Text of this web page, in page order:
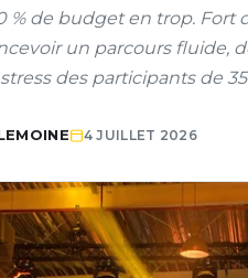
% de budget en trop. Fort
un parcours fluide,
des participants de 35
4 JUILLET 2026